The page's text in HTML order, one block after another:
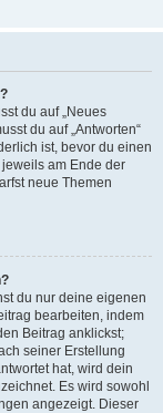
du auf „Neues
du auf „Antworten“
ist, bevor du einen
am Ende der
neue Themen
du nur deine eigenen
bearbeiten, indem
Beitrag anklickst;
seiner Erstellung
hat, wird dein
Es wird sowohl
angezeigt. Dieser